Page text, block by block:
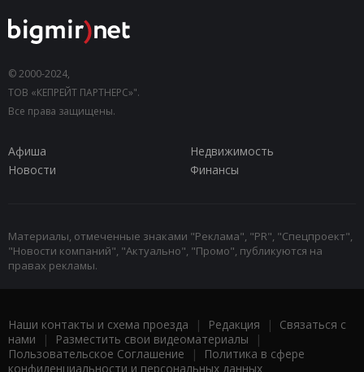
© 2000-2024,
ТОВ «КЕПРЕЙТ ПАРТНЕРС»".
Все права защищены.
Афиша
Недвижимость
Новости
Финансы
Материалы, отмеченные знаками "Реклама", "PR", "Спецпроект",
"Новости компаний", "Актуально", "Промо", публикуются на
правах рекламы.
Наши контакты и схема проезда | Редакция | Связаться с
нами | Разместить свои видеоматериалы |
Пользовательское Соглашение |
Политика в сфере
конфиденциальности и персональных данных